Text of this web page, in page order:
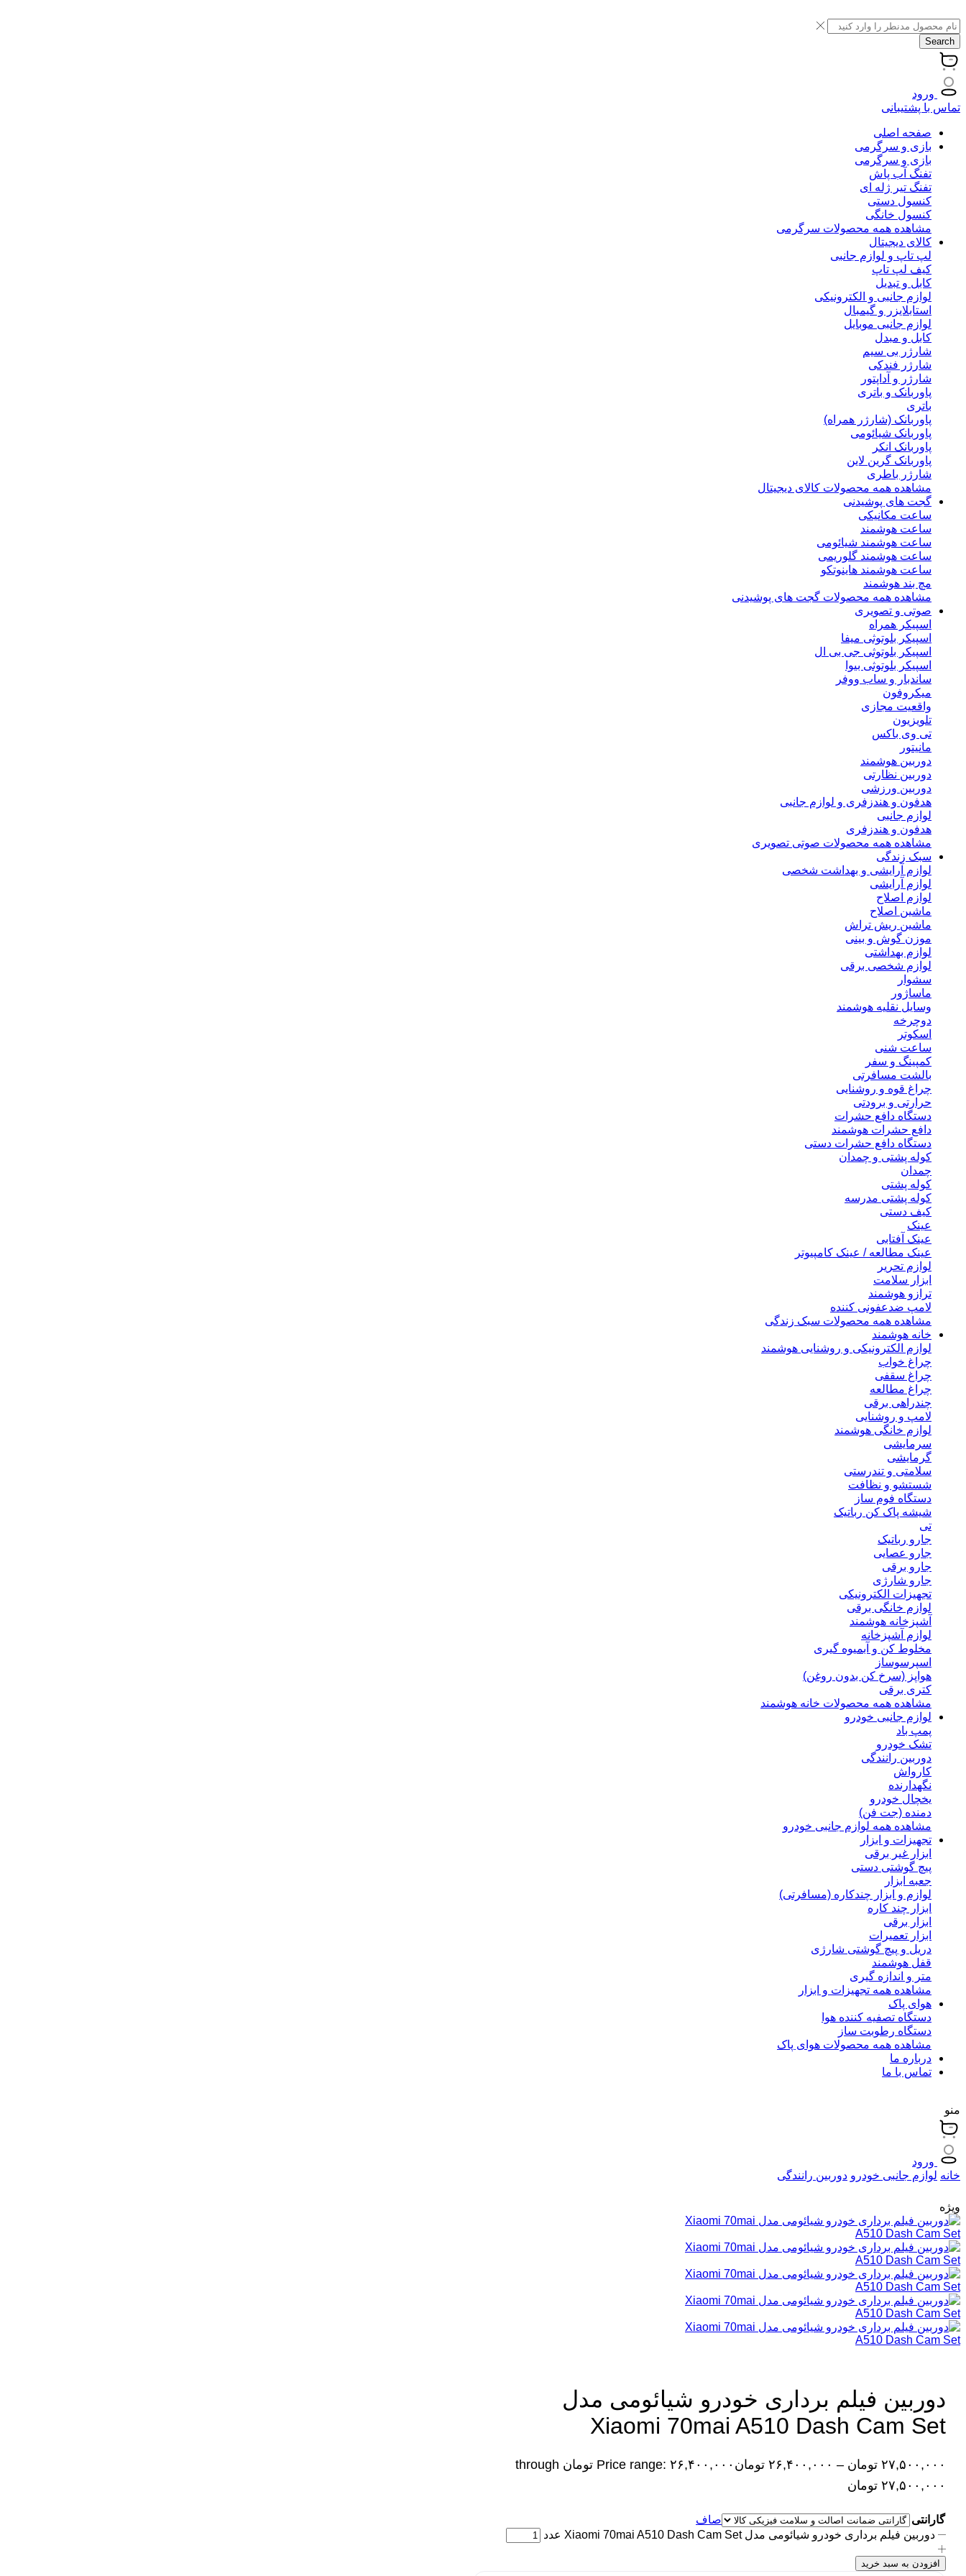
Search
ورود
تماس با پشتیبانی
صفحه اصلی
بازی و سرگرمی
بازی و سرگرمی
تفنگ آب پاش
تفنگ تیر ژله ای
کنسول دستی
کنسول خانگی
مشاهده همه محصولات سرگرمی
کالای دیجیتال
لپ تاپ و لوازم جانبی
کیف لپ تاپ
کابل و تبدیل
لوازم جانبی و الکترونیکی
استابلایزر و گیمبال
لوازم جانبی موبایل
کابل و مبدل
شارژر بی سیم
شارژر فندکی
شارژر و آداپتور
پاوربانک و باتری
باتری
پاوربانک (شارژر همراه)
پاوربانک شیائومی
پاوربانک انکر
پاوربانک گرین لاین
شارژر باطری
مشاهده همه محصولات کالای دیجیتال
گجت های پوشیدنی
ساعت مکانیکی
ساعت هوشمند
ساعت هوشمند شیائومی
ساعت هوشمند گلوریمی
ساعت هوشمند هاینوتکو
مچ بند هوشمند
مشاهده همه محصولات گجت های پوشیدنی
صوتی و تصویری
اسپیکر همراه
اسپیکر بلوتوثی میفا
اسپیکر بلوتوثی جی بی ال
اسپیکر بلوتوثی بیوا
ساندبار و ساب ووفر
میکروفون
واقعیت مجازی
تلویزیون
تی وی باکس
مانیتور
دوربین هوشمند
دوربین نظارتی
دوربین ورزشی
هدفون و هندزفری و لوازم جانبی
لوازم جانبی
هدفون و هندزفری
مشاهده همه محصولات صوتی تصویری
سبک زندگی
لوازم آرایشی و بهداشت شخصی
لوازم آرایشی
لوازم اصلاح
ماشین اصلاح
ماشین ریش تراش
موزن گوش و بینی
لوازم بهداشتی
لوازم شخصی برقی
سشوار
ماساژور
وسایل نقلیه هوشمند
دوچرخه
اسکوتر
ساعت شنی
کمپینگ و سفر
بالشت مسافرتی
چراغ قوه و روشنایی
حرارتی و برودتی
دستگاه دافع حشرات
دافع حشرات هوشمند
دستگاه دافع حشرات دستی
کوله پشتی و چمدان
چمدان
کوله پشتی
کوله پشتی مدرسه
کیف دستی
عینک
عینک آفتابی
عینک مطالعه / عینک کامپیوتر
لوازم تحریر
ابزار سلامت
ترازو هوشمند
لامپ ضدعفونی کننده
مشاهده همه محصولات سبک زندگی
خانه هوشمند
لوازم الکترونیکی و روشنایی هوشمند
چراغ خواب
چراغ سقفی
چراغ مطالعه
چندراهی برقی
لامپ و روشنایی
لوازم خانگی هوشمند
سرمایشی
گرمایشی
سلامتی و تندرستی
شستشو و نظافت
دستگاه فوم ساز
شیشه پاک کن رباتیک
تی
جارو رباتیک
جارو عصایی
جارو برقی
جارو شارژی
تجهیزات الکترونیکی
لوازم خانگی برقی
آشپزخانه هوشمند
لوازم آشپزخانه
مخلوط کن و آبمیوه گیری
اسپرسوساز
هواپز (سرخ کن بدون روغن)
کتری برقی
مشاهده همه محصولات خانه هوشمند
لوازم جانبی خودرو
پمپ باد
تشک خودرو
دوربین رانندگی
کارواش
نگهدارنده
یخچال خودرو
دمنده (جت فن)
مشاهده همه لوازم جانبی خودرو
تجهیزات و ابزار
ابزار غیر برقی
پیچ گوشتی دستی
جعبه ابزار
لوازم و ابزار چندکاره (مسافرتی)
ابزار چند کاره
ابزار برقی
ابزار تعمیرات
دریل و پیچ گوشتی شارژی
قفل هوشمند
متر و اندازه گیری
مشاهده همه تجهیزات و ابزار
هوای پاک
دستگاه تصفیه کننده هوا
دستگاه رطوبت ساز
مشاهده همه محصولات هوای پاک
درباره ما
تماس با ما
منو
ورود
خانه لوازم جانبی خودرو دوربین رانندگی
ویژه
دوربین فیلم برداری خودرو شیائومی مدل
Xiaomi 70mai A510 Dash Cam Set
۲۷,۵۰۰,۰۰۰ تومان – ۲۶,۴۰۰,۰۰۰ تومان
Price range: ۲۶,۴۰۰,۰۰۰ تومان through
۲۷,۵۰۰,۰۰۰ تومان
گارانتی
صاف
دوربین فیلم برداری خودرو شیائومی مدل Xiaomi 70mai A510 Dash Cam Set عدد
افزودن به سبد خرید